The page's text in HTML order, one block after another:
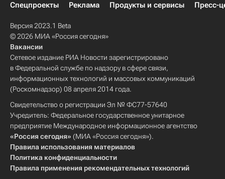
Спецпроекты
Реклама Продукты и сервисы Пресс-
Версия 2023.1 Beta
© 2026 МИА «Россия сегодня»
Вакансии
Сетевое издание РИА Новости зарегистрировано
в Федеральной службе по надзору в сфере связи,
информационных технологий и массовых коммуникаций
(Роскомнадзор) 08 апреля 2014 года.
Свидетельство о регистрации Эл № ФС77-57640
Учредитель: Федеральное государственное унитарное
предприятие Международное информационное агентство
«Россия сегодня» (МИА «Россия сегодня»).
Правила использования материалов
Политика конфиденциальности
Правила применения рекомендательных технологий